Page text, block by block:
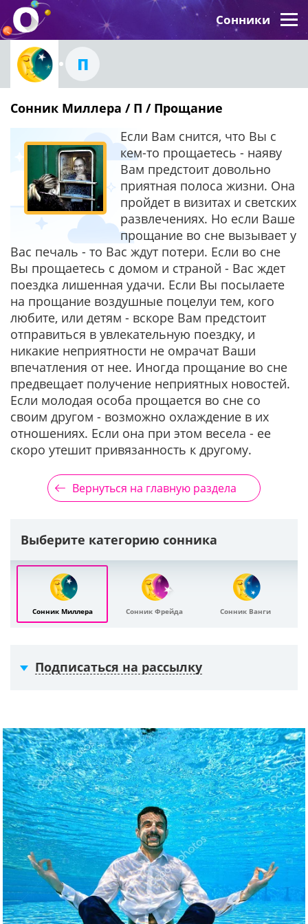
Сонники
П
Сонник Миллера / П / Прощание
Если Вам снится, что Вы с
кем-то прощаетесь - наяву
Вам предстоит довольно
приятная полоса жизни. Она
пройдет в визитах и светских
развлечениях. Но если Ваше
прощание во сне вызывает у
Вас печаль - то Вас ждут потери. Если во сне
Вы прощаетесь с домом и страной - Вас ждет
поездка лишенная удачи. Если Вы посылаете
на прощание воздушные поцелуи тем, кого
любите, или детям - вскоре Вам предстоит
отправиться в увлекательную поездку, и
никакие неприятности не омрачат Ваши
впечатления от нее. Иногда прощание во сне
предвещает получение неприятных новостей.
Если молодая особа прощается во сне со
своим другом - возможно охлаждение в их
отношениях. Если она при этом весела - ее
скоро утешит привязанность к другому.
Вернуться на главную раздела
Выберите категорию сонника
Сонник Миллера Сонник Фрейда Сонник Ванги
Подписаться на рассылку